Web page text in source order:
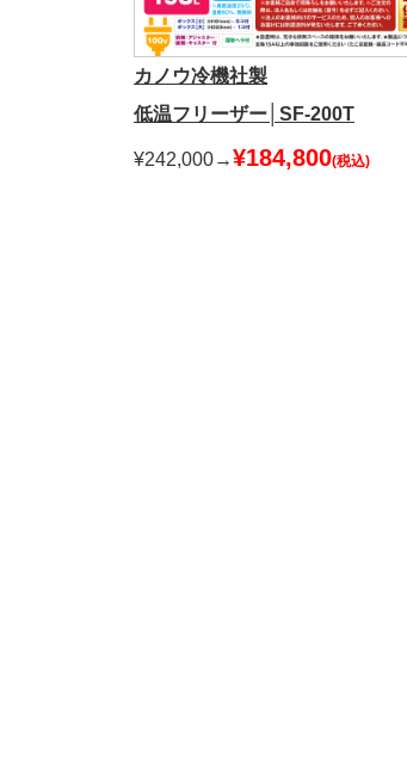
カノウ冷機社製
低温フリーザー│SF-200T
¥242,000→¥184,800(税込)